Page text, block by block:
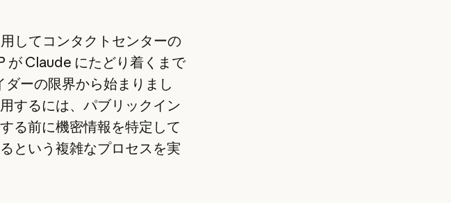
してコンタクトセンターの
が Claude にたどり着くまで
ーの限界から始まりまし
するには、パブリックイン
る前に機密情報を特定して
という複雑なプロセスを実